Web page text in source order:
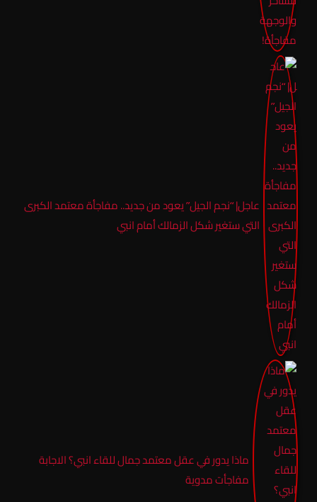
عاجل| “نجم الجيل” يعود من جديد.. مفاجأة معتمد الكبرى
التي ستغير شكل الزمالك أمام انبي
ماذا يدور في عقل معتمد جمال للقاء انبي؟ الاجابة
مفاجأت مدوية